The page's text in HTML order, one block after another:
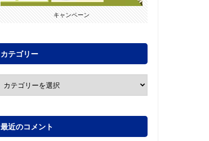
キャンペーン
カテゴリー
最近のコメント